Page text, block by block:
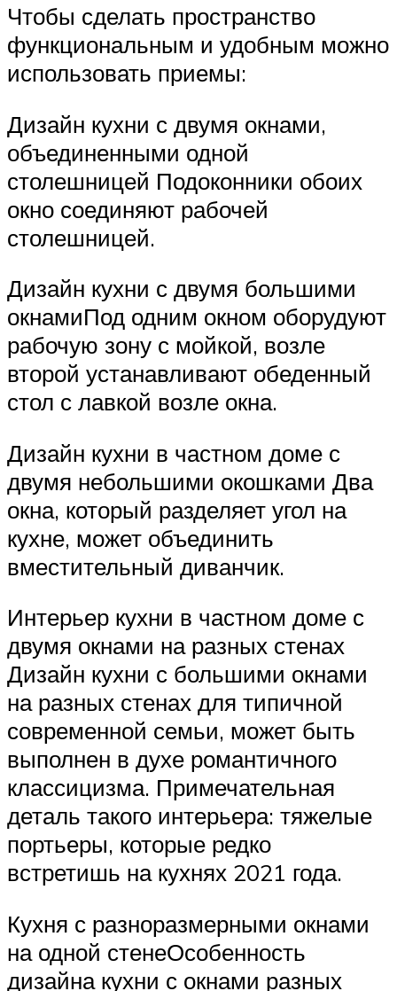
Чтобы сделать пространство
функциональным и удобным можно
использовать приемы:
Дизайн кухни с двумя окнами,
объединенными одной
столешницей Подоконники обоих
окно соединяют рабочей
столешницей.
Дизайн кухни с двумя большими
окнамиПод одним окном оборудуют
рабочую зону с мойкой, возле
второй устанавливают обеденный
стол с лавкой возле окна.
Дизайн кухни в частном доме с
двумя небольшими окошками Два
окна, который разделяет угол на
кухне, может объединить
вместительный диванчик.
Интерьер кухни в частном доме с
двумя окнами на разных стенах
Дизайн кухни с большими окнами
на разных стенах для типичной
современной семьи, может быть
выполнен в духе романтичного
классицизма. Примечательная
деталь такого интерьера: тяжелые
портьеры, которые редко
встретишь на кухнях 2021 года.
Кухня с разноразмерными окнами
на одной стенеОсобенность
дизайна кухни с окнами разных